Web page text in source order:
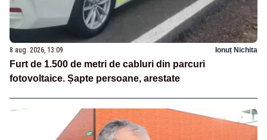
8 aug. 2026, 13:09 Ionuț Nichita
Furt de 1.500 de metri de cabluri din parcuri
fotovoltaice. Șapte persoane, arestate